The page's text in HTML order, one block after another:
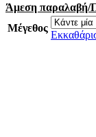
Άμεση παραλαβή/
Μέγεθος